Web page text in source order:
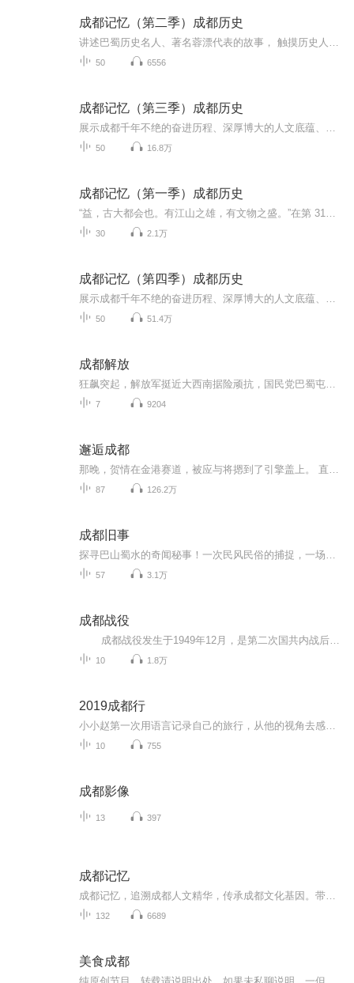
成都记忆（第二季）成都历史
50 6556
成都记忆（第三季）成都历史
50 16.8万
成都记忆（第一季）成都历史
30 2.1万
成都记忆（第四季）成都历史
50 51.4万
成都解放
7 9204
邂逅成都
87 126.2万
成都旧事
57 3.1万
成都战役
10 1.8万
2019成都行
10 755
成都影像
13 397
成都记忆
132 6689
美食成都